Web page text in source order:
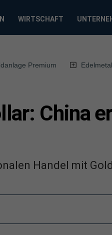
WIRTSCHAFT
Premium
China
Handel mit